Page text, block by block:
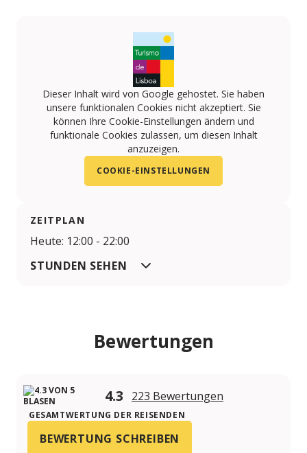
Dieser Inhalt wird von Google gehostet. Sie haben
unsere funktionalen Cookies nicht akzeptiert. Sie
können Ihre Cookie-Einstellungen ändern und
funktionale Cookies zulassen, um diesen Inhalt
anzuzeigen.
COOKIE-EINSTELLUNGEN
ZEITPLAN
Heute: 12:00 - 22:00
STUNDEN SEHEN
Bewertungen
4.3 223 Bewertungen
GESAMTWERTUNG DER REISENDEN
BEWERTUNG SCHREIBEN